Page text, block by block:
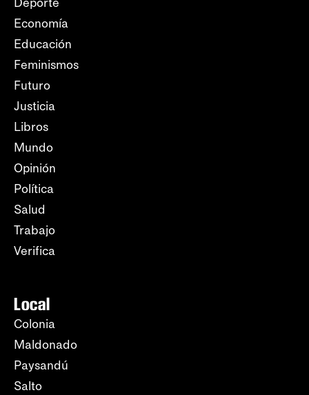
Deporte
Economía
Educación
Feminismos
Futuro
Justicia
Libros
Mundo
Opinión
Política
Salud
Trabajo
Verifica
Local
Colonia
Maldonado
Paysandú
Salto